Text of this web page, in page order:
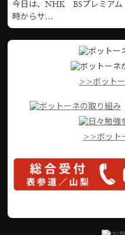
今日は、NHK BSプレミア
時からサ…
>>ボットー
>>ボット